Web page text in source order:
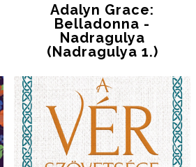
Adalyn Grace:
Belladonna -
Nadragulya
(Nadragulya 1.)